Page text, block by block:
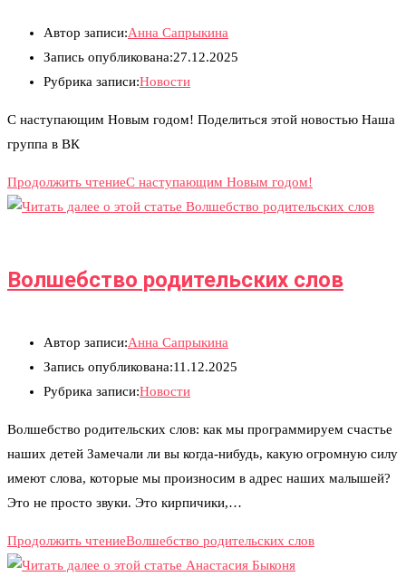
Автор записи:Анна Сапрыкина
Запись опубликована:27.12.2025
Рубрика записи:Новости
C наступающим Новым годом! Поделиться этой новостью Наша
группа в ВК
Продолжить чтениеC наступающим Новым годом!​
Волшебство родительских слов
Автор записи:Анна Сапрыкина
Запись опубликована:11.12.2025
Рубрика записи:Новости
Волшебство родительских слов: как мы программируем счастье
наших детей Замечали ли вы когда-нибудь, какую огромную силу
имеют слова, которые мы произносим в адрес наших малышей?
Это не просто звуки. Это кирпичики,…
Продолжить чтениеВолшебство родительских слов